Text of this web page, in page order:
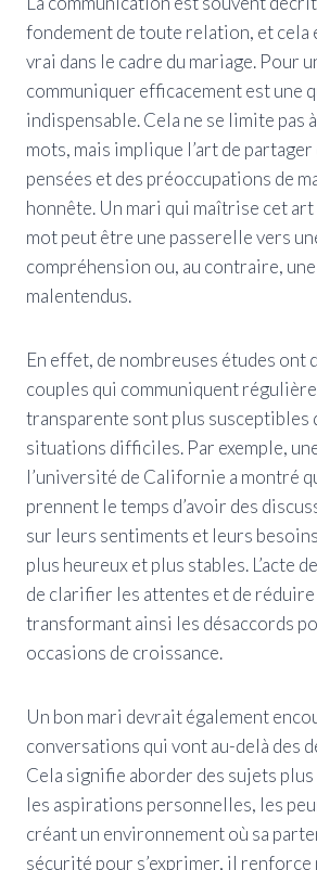
fondement de toute relation, et cela
vrai dans le cadre du mariage. Pour
communiquer efficacement est une
indispensable. Cela ne se limite pas
mots, mais implique l’art de
pensées et des préoccupations de
honnête. Un mari qui maîtrise cet art
mot peut être une passerelle vers
compréhension ou, au contraire,
malentendus.
En effet, de nombreuses études ont
couples qui communiquent
transparente sont plus susceptibles
situations difficiles. Par exemple,
l’université de Californie a montré
prennent le temps d’avoir des
sur leurs sentiments et leurs
plus heureux et plus stables. L’acte
de clarifier les attentes et de
transformant ainsi les désaccords
occasions de croissance.
Un bon mari devrait également
conversations qui vont au-delà des
Cela signifie aborder des sujets
les aspirations personnelles, les
créant un environnement où sa
sécurité pour s’exprimer, il